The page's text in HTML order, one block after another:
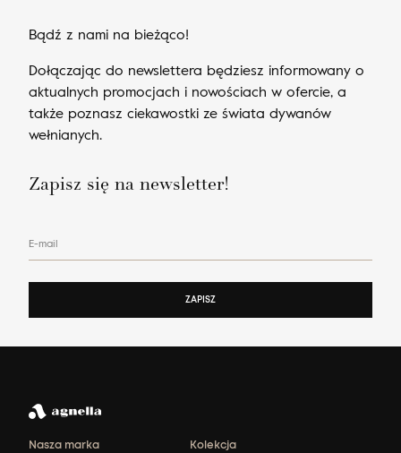
Bądź z nami na bieżąco!
Dołączając do newslettera będziesz informowany o
aktualnych promocjach i nowościach w ofercie, a
także poznasz ciekawostki ze świata dywanów
wełnianych.
Zapisz się na newsletter!
E-mail
ZAPISZ
Nasza marka Kolekcja